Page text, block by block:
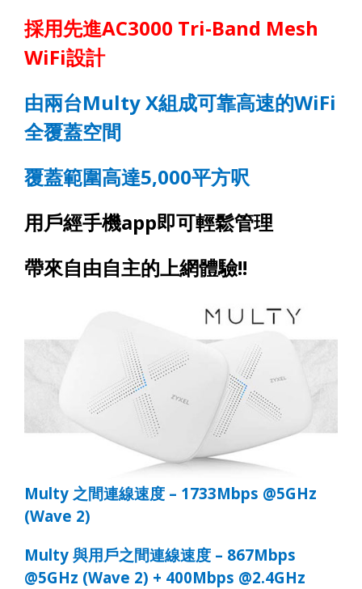
採用先進AC3000 Tri-Band Mesh
WiFi設計
由兩台Multy X組成可靠高速的WiFi
全覆蓋空間
覆蓋範圍高達5,000平方呎
用戶經手機app即可輕鬆管理
帶來自由自主的上網體驗!!
Multy 之間連線速度 – 1733Mbps @5GHz
(Wave 2)
Multy 與用戶之間連線速度 – 867Mbps
@5GHz (Wave 2) + 400Mbps @2.4GHz